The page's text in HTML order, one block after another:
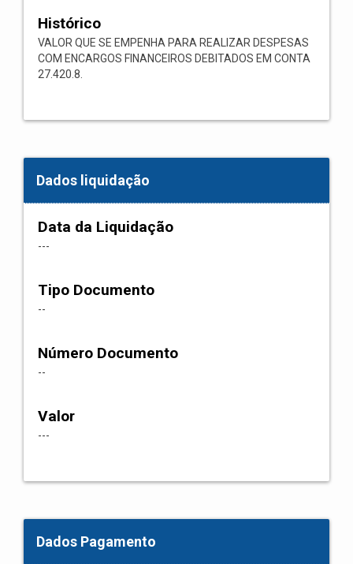
Histórico
VALOR QUE SE EMPENHA PARA REALIZAR DESPESAS
COM ENCARGOS FINANCEIROS DEBITADOS EM CONTA
27.420.8.
Dados liquidação
Data da Liquidação
---
Tipo Documento
--
Número Documento
--
Valor
---
Dados Pagamento